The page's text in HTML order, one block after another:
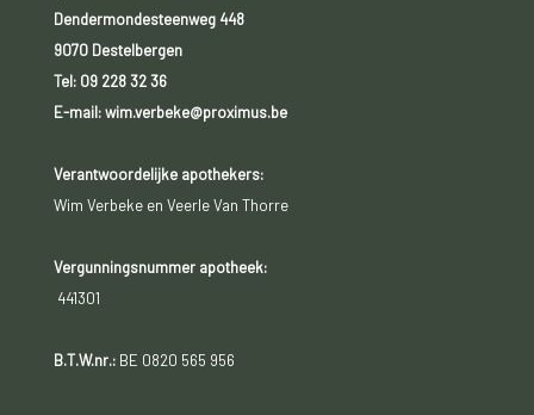
Dendermondesteenweg 448
9070 Destelbergen
Tel: 09 228 32 36
E-mail: wim.verbeke@proximus.be
Verantwoordelijke apothekers:
Wim Verbeke en Veerle Van Thorre
Vergunningsnummer apotheek:
441301
B.T.W.nr.:BE 0820 565 956